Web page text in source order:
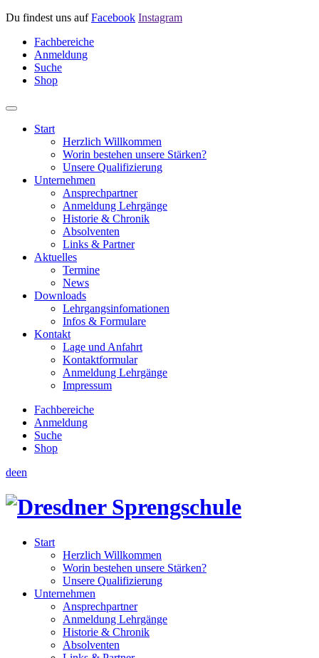
Du findest uns aufFacebook Instagram
Fachbereiche
Anmeldung
Suche
Shop
Start
Herzlich Willkommen
Worin bestehen unsere Stärken?
Unsere Qualifizierung
Unternehmen
Ansprechpartner
Anmeldung Lehrgänge
Historie & Chronik
Absolventen
Links & Partner
Aktuelles
Termine
News
Downloads
Lehrgangsinfomationen
Infos & Formulare
Kontakt
Lage und Anfahrt
Kontaktformular
Anmeldung Lehrgänge
Impressum
Fachbereiche
Anmeldung
Suche
Shop
deen
Start
Herzlich Willkommen
Worin bestehen unsere Stärken?
Unsere Qualifizierung
Unternehmen
Ansprechpartner
Anmeldung Lehrgänge
Historie & Chronik
Absolventen